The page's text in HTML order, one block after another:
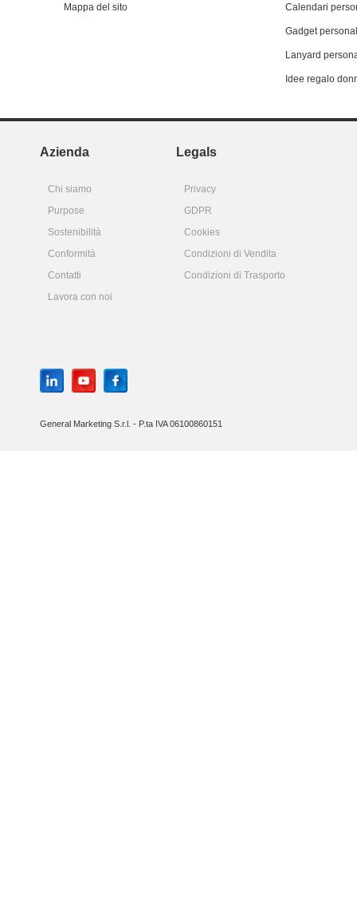
Mappa del sito Calendari
Gadget
Lanyard
Idee regalo
Azienda Legals
Chi siamo
Privacy
Purpose
GDPR
Sostenibilità
Cookies
Conformità
Condizioni di Vendita
Contatti
Condizioni di Trasporto
Lavora con noi
General Marketing S.r.l. - P.ta IVA 06100860151